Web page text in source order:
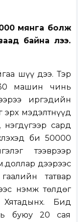
мянга болж
байна лээ.
шүү дээ. Тэр
машин чинь
иргэдийн
мэдэлтнүүд
сард
би 50000
тээврээр
дээрээс
татвар
нэмж төлдөг
Бид
буюу 20 сая